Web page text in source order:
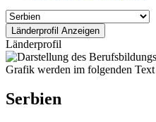
Länderprofil
Serbien